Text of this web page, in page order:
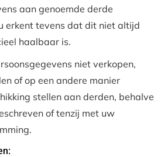
aan genoemde derde
erkent tevens dat dit niet altijd
haalbaar is.
niet verkopen,
of op een andere manier
stellen aan derden, behalve
of tenzij met uw